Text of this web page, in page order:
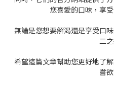
您喜愛的口味，享
無論是您想要解渴還是享受口
二
希望這篇文章幫助您更好地了
嘗